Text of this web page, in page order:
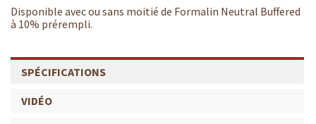
Disponible avec ou sans moitié de Formalin Neutral Buffered
à 10% prérempli.
SPÉCIFICATIONS
VIDÉO